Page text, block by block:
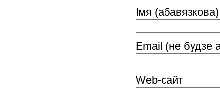
Імя (абавязкова)
Email (не будзе
Web-cайт